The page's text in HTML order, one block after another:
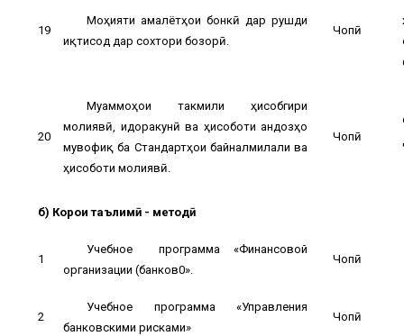
19
Моҳияти амалётҳои бонкӣ дар рушди
иқтисод дар сохтори бозорӣ.
Чопӣ
20
Муаммоҳои такмили ҳисобгири
молиявӣ, идоракунӣ ва ҳисоботи андозҳо
мувофиқ ба Стандартҳои байналмилали ва
ҳисоботи молиявӣ.
Чопӣ
б) Корҳои таълимӣ - методӣ
1
Учебное программа «Финансовой
организации (банков0».
Чопӣ
2
Учебное программа «Управления
банковскими рисками»
Чопӣ